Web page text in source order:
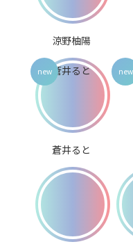
涼野柚陽
蒼井ると